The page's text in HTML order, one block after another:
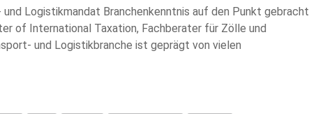
Logistikmandat Branchenkenntnis auf den Punkt gebracht
of International Taxation, Fachberater für Zölle und
und Logistikbranche ist geprägt von vielen